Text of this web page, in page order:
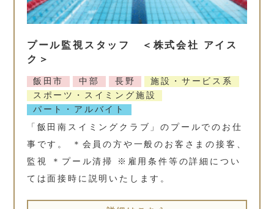
プール監視スタッフ ＜株式会社 アイス
ク＞
飯田市 中部 長野
施設・サービス系
スポーツ・スイミング施設
パート・アルバイト
「飯田南スイミングクラブ」のプールでのお仕
事です。 ＊会員の方や一般のお客さまの接客、
監視 ＊プール清掃 ※雇用条件等の詳細につい
ては面接時に説明いたします。